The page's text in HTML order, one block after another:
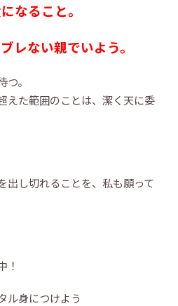
なること。
レない親でいよう。
。
えた範囲のことは、潔く天に委
出し切れることを、私も願って
！
ル身につけよう